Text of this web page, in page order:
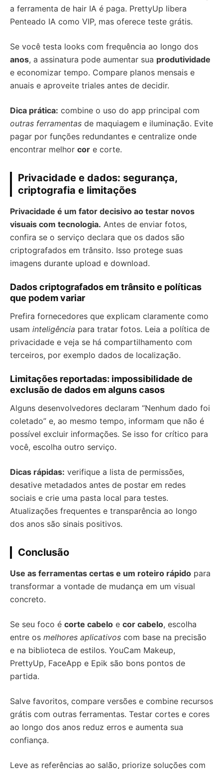
a ferramenta de hair IA é paga. PrettyUp libera
Penteado IA como VIP, mas oferece teste grátis.
Se você testa looks com frequência ao longo dos
anos, a assinatura pode aumentar sua produtividade
e economizar tempo. Compare planos mensais e
anuais e aproveite triales antes de decidir.
Dica prática: combine o uso do app principal com
outras ferramentas de maquiagem e iluminação. Evite
pagar por funções redundantes e centralize onde
encontrar melhor cor e corte.
Privacidade e dados: segurança,
criptografia e limitações
Privacidade é um fator decisivo ao testar novos
visuais com tecnologia. Antes de enviar fotos,
confira se o serviço declara que os dados são
criptografados em trânsito. Isso protege suas
imagens durante upload e download.
Dados criptografados em trânsito e políticas
que podem variar
Prefira fornecedores que explicam claramente como
usam inteligência para tratar fotos. Leia a política de
privacidade e veja se há compartilhamento com
terceiros, por exemplo dados de localização.
Limitações reportadas: impossibilidade de
exclusão de dados em alguns casos
Alguns desenvolvedores declaram “Nenhum dado foi
coletado” e, ao mesmo tempo, informam que não é
possível excluir informações. Se isso for crítico para
você, escolha outro serviço.
Dicas rápidas: verifique a lista de permissões,
desative metadados antes de postar em redes
sociais e crie uma pasta local para testes.
Atualizações frequentes e transparência ao longo
dos anos são sinais positivos.
Conclusão
Use as ferramentas certas e um roteiro rápido para
transformar a vontade de mudança em um visual
concreto.
Se seu foco é corte cabelo e cor cabelo, escolha
entre os melhores aplicativos com base na precisão
e na biblioteca de estilos. YouCam Makeup,
PrettyUp, FaceApp e Epik são bons pontos de
partida.
Salve favoritos, compare versões e combine recursos
grátis com outras ferramentas. Testar cortes e cores
ao longo dos anos reduz erros e aumenta sua
confiança.
Leve as referências ao salão, priorize soluções com